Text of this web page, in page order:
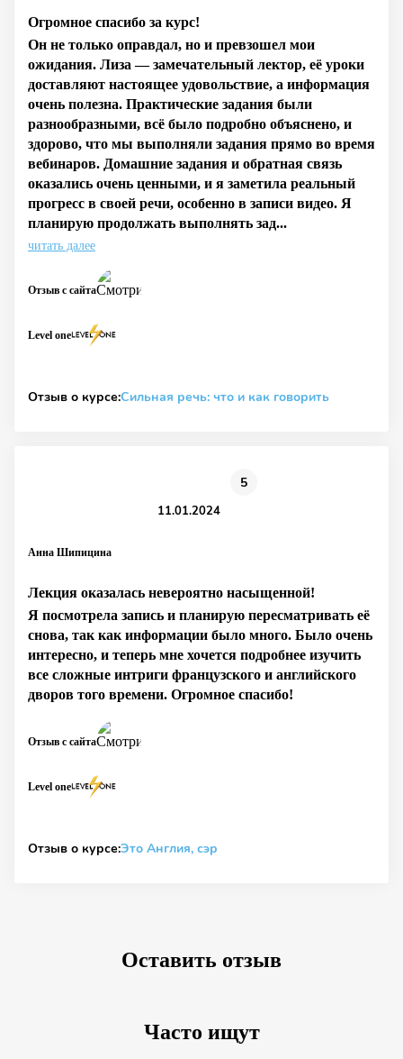
Огромное спасибо за курс!
Он не только оправдал, но и превзошел мои
ожидания. Лиза — замечательный лектор, её уроки
доставляют настоящее удовольствие, а информация
очень полезна. Практические задания были
разнообразными, всё было подробно объяснено, и
здорово, что мы выполняли задания прямо во время
вебинаров. Домашние задания и обратная связь
оказались очень ценными, и я заметила реальный
прогресс в своей речи, особенно в записи видео. Я
планирую продолжать выполнять зад...
читать далее
Level one
Отзыв с сайта
Отзыв о курсе:Сильная речь: что и как говорить
Анна Шипицина
5
11.01.2024
Лекция оказалась невероятно насыщенной!
Я посмотрела запись и планирую пересматривать её
снова, так как информации было много. Было очень
интересно, и теперь мне хочется подробнее изучить
все сложные интриги французского и английского
дворов того времени. Огромное спасибо!
Level one
Отзыв с сайта
Отзыв о курсе:Это Англия, сэр
Оставить отзыв
Часто ищут